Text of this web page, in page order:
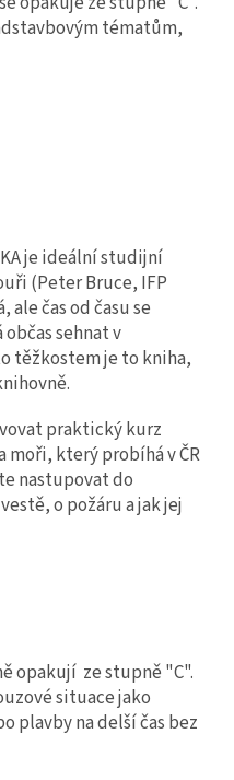
tématům,
je ideální studijní
(Peter Bruce, IFP
ale čas od času se
sehnat v
těžkostem je to kniha,
praktický kurz
moři, který probíhá v ČR
nastupovat do
o požáru a jak jej
opakují ze stupně "C".
situace jako
plavby na delší čas bez